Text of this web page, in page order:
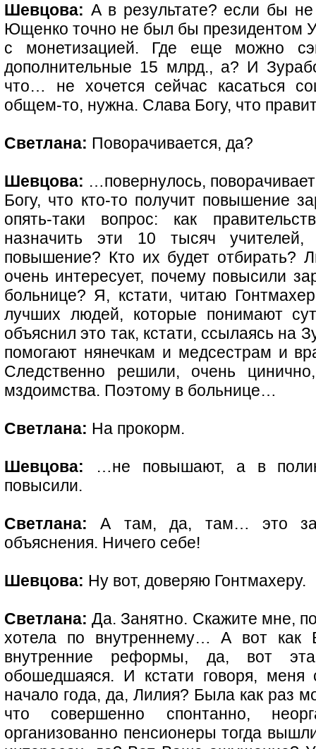
Шевцова: А в результате? если бы
Ющенко точно не был бы президентом
с монетизацией. Где еще можно
дополнительные 15 млрд., а? И
что… не хочется сейчас касаться
общем-то, нужна. Слава Богу, что
Светлана: Поворачивается, да?
Шевцова: …повернулось,
Богу, что кто-то получит повышение
опять-таки вопрос: как
назначить эти 10 тысяч
повышение? Кто их будет отбирать?
очень интересует, почему повысили
больнице? Я, кстати, читаю
лучших людей, которые понимают
объяснил это так, кстати, ссылаясь на
помогают нянечкам и медсестрам и
Следственно решили, очень
мздоимства. Поэтому в больнице…
Светлана: На прокорм.
Шевцова: …не повышают, а в
повысили.
Светлана: А там, да, там… это
объяснения. Ничего себе!
Шевцова: Ну вот, доверяю Гонтмахеру.
Светлана: Да. Занятно. Скажите мне,
хотела по внутреннему… А вот
внутренние реформы, да, вот эта
обошедшаяся. И кстати говоря, меня
начало года, да, Лилия? Была как раз
что совершенно спонтанно,
организованно пенсионеры тогда